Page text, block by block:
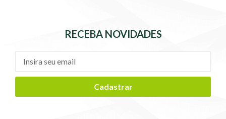
RECEBA NOVIDADES
Cadastrar